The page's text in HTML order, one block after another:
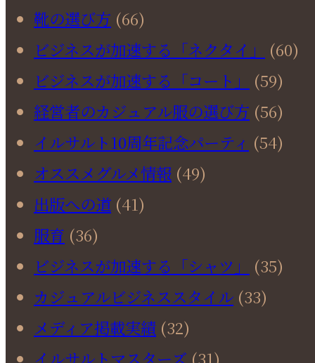
靴の選び方 (66)
ビジネスが加速する「ネクタイ」
(60)
ビジネスが加速する「コート」
(59)
経営者のカジュアル服の選び方 (56)
イルサルト10周年記念パーティ (54)
オススメグルメ情報 (49)
出版への道 (41)
服育 (36)
ビジネスが加速する「シャツ」
(35)
カジュアルビジネススタイル (33)
メディア掲載実績 (32)
イルサルトマスターズ (31)